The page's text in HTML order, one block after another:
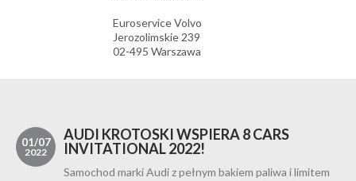
Euroservice Volvo
Jerozolimskie 239
02-495 Warszawa
01/07
2022
AUDI KROTOSKI WSPIERA 8 CARS
INVITATIONAL 2022!
Samochod marki Audi z pełnym bakiem paliwa i limitem